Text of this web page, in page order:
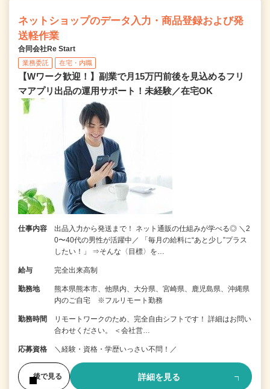
ネットショップのデータ入力・商品登録および発
送軽作業
合同会社Re Start
業務委託 在宅・内職
【Wワーク歓迎！】副業で月15万円前後を見込めるフリ
マアプリ出品の運用サポート！未経験／在宅OK
仕事内容
出品入力から発送まで！ ネット通販の仕組みが学べる◎ ＼2
0〜40代の男性が活躍中／ 「毎月の給料に“あと少し”プラス
したい！」 ⇒そんな〈目標〉を…
給与 完全出来高制
勤務地
熊本県熊本市、他県内、大分県、宮崎県、鹿児島県、沖縄県
内のご自宅 ※フルリモート勤務
勤務時間
リモートワークのため、完全自由シフトです！ 詳細はお問い
合わせください。 ＜会社営…
応募資格 ＼経験・資格・学歴いっさい不問！／
後で見る 詳細を見る